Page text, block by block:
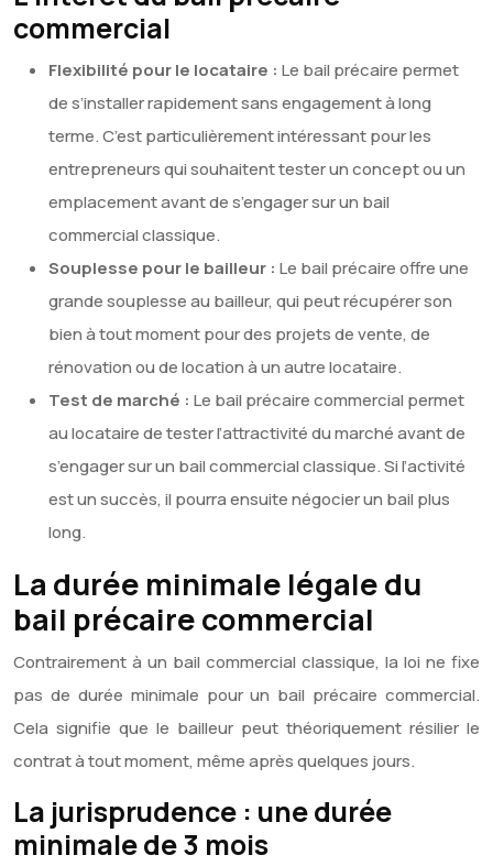
commercial
Flexibilité pour le locataire : Le bail précaire permet
de s’installer rapidement sans engagement à long
terme. C’est particulièrement intéressant pour les
entrepreneurs qui souhaitent tester un concept ou un
emplacement avant de s’engager sur un bail
commercial classique.
Souplesse pour le bailleur : Le bail précaire offre une
grande souplesse au bailleur, qui peut récupérer son
bien à tout moment pour des projets de vente, de
rénovation ou de location à un autre locataire.
Test de marché : Le bail précaire commercial permet
au locataire de tester l’attractivité du marché avant de
s’engager sur un bail commercial classique. Si l’activité
est un succès, il pourra ensuite négocier un bail plus
long.
La durée minimale légale du
bail précaire commercial
Contrairement à un bail commercial classique, la loi ne fixe
pas de durée minimale pour un bail précaire commercial.
Cela signifie que le bailleur peut théoriquement résilier le
contrat à tout moment, même après quelques jours.
La jurisprudence : une durée
minimale de 3 mois